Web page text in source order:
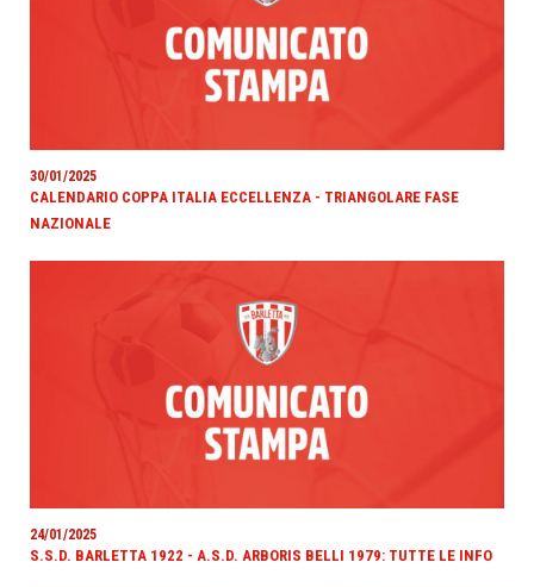
30/01/2025
CALENDARIO COPPA ITALIA ECCELLENZA - TRIANGOLARE FASE
NAZIONALE
24/01/2025
S.S.D. BARLETTA 1922 - A.S.D. ARBORIS BELLI 1979: TUTTE LE INFO